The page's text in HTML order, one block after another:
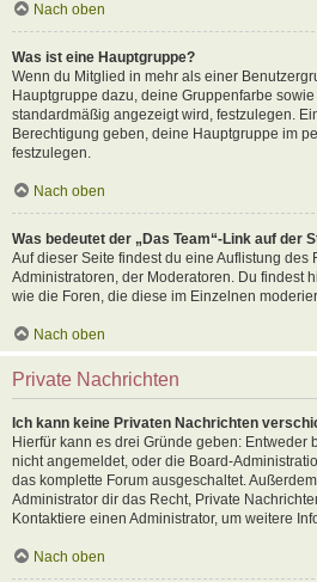
Nach oben
Was ist eine Hauptgruppe?
Wenn du Mitglied in mehr als einer
Hauptgruppe dazu, deine Gruppenfarbe
standardmäßig angezeigt wird, festzulegen.
Berechtigung geben, deine Hauptgruppe im
festzulegen.
Nach oben
Was bedeutet der „Das Team“-Link auf der
Auf dieser Seite findest du eine Auflistung
Administratoren, der Moderatoren. Du findest
wie die Foren, die diese im Einzelnen
Nach oben
Private Nachrichten
Ich kann keine Privaten Nachrichten
Hierfür kann es drei Gründe geben: Entweder
nicht angemeldet, oder die Board-
das komplette Forum ausgeschaltet.
Administrator dir das Recht, Private
Kontaktiere einen Administrator, um weitere
Nach oben